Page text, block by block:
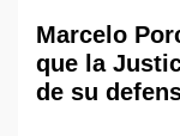
Marcelo
que la
de su